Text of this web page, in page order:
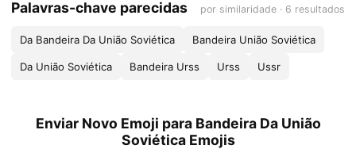
Palavras-chave parecidas por similaridade · 6 resultados
Da Bandeira Da União Soviética Bandeira União Soviética
Da União Soviética Bandeira Urss Urss Ussr
Enviar Novo Emoji para Bandeira Da União
Soviética Emojis